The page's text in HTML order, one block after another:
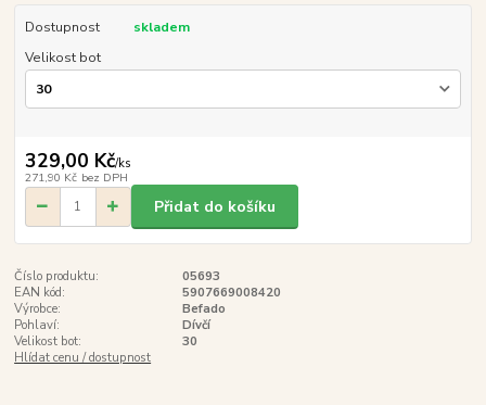
Dostupnost
skladem
Velikost bot
329,00 Kč/ks
271,90 Kč bez DPH
Přidat do košíku
Číslo produktu:
05693
EAN kód:
5907669008420
Výrobce:
Befado
Pohlaví:
Dívčí
Velikost bot:
30
Hlídat cenu / dostupnost